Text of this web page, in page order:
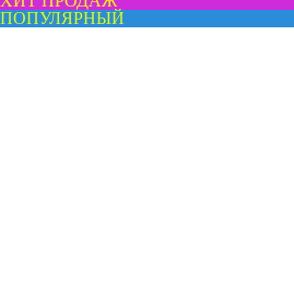
ПОПУЛЯРНЫЙ